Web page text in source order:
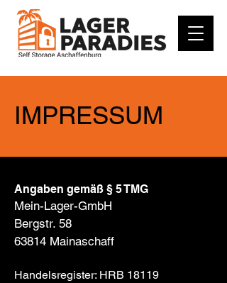
IMPRESSUM
Angaben gemäß § 5 TMG
Mein-Lager-GmbH
Bergstr. 58
63814 Mainaschaff
Handelsregister: HRB 18119